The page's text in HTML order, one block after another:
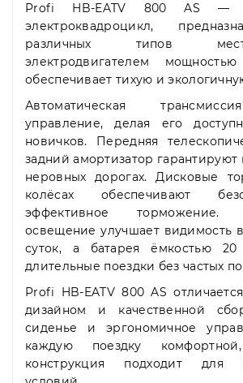
19:00
Вс
-
выходной
Profi HB-EATV 800 AS —
электроквадроцикл,
различных типов
электродвигателем
обеспечивает тихую и
Автоматическая
управление, делая его
новичков. Передняя
задний амортизатор гарантируют
неровных дорогах. Дисковые
колёсах обеспечивают
эффективное торможение.
освещение улучшает видимость
суток, а батарея ёмкостью 20
длительные поездки без частых
Profi HB-EATV 800 AS
дизайном и качественной
сиденье и эргономичное
каждую поездку
конструкция подходит для